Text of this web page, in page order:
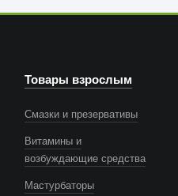
Товары взрослым
Смазки и презервативы
Витамины и
возбуждающие средства
Мастурбаторы